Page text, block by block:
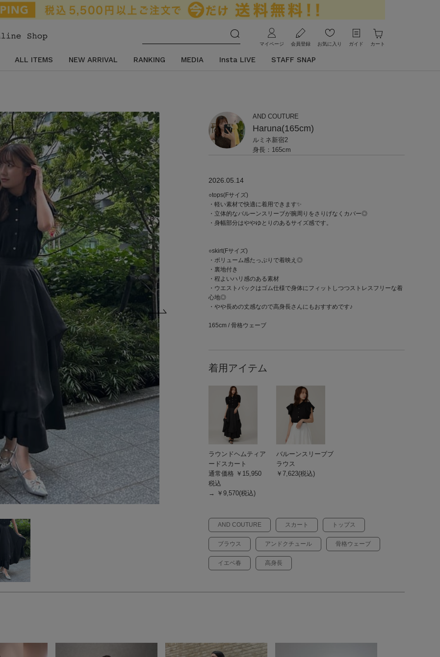
マイページ 会員登録 お気に入り ガイド カート
ALL ITEMS NEW ARRIVAL RANKING MEDIA Insta LIVE STAFF SNAP
2026.05.14
AND COUTURE
ルミネ新宿2
Haruna(165cm)
身長：165cm
○tops(Fサイズ)
・軽い素材で快適に着用できます✨
・立体的なバルーンスリーブが腕周りをさりげなくカバー◎
・身幅部分はややゆとりのあるサイズ感です。
○skirt(Fサイズ)
・ボリューム感たっぷりで着映え◎
・裏地付き
・程よいハリ感のある素材
・ウエストバックはゴム仕様で身体にフィットしつつストレスフリーな着
心地◎
・やや長めの丈感なので高身長さんにもおすすめです♪
165cm / 骨格ウェーブ
AND COUTURE スカート トップス
ブラウス アンドクチュール 骨格ウェーブ
イエベ春 高身長
着用アイテム
ラウンドヘムティア
ードスカート
通常価格 ￥15,950
税込
→ ￥9,570(税込)
バルーンスリーブブ
ラウス
￥7,623(税込)